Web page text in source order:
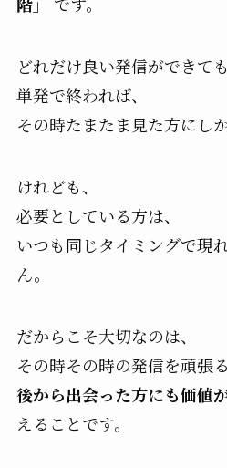
どれだけ良い発信ができても
単発で終われば、
その時たまたま見た方にし
けれども、
必要としている方は、
いつも同じタイミングで現
ん。
だからこそ大切なのは、
その時その時の発信を頑張
後から出会った方にも価値
えることです。